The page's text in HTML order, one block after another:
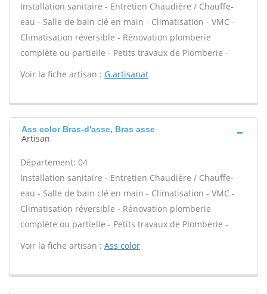
Installation sanitaire - Entretien Chaudière / Chauffe-
eau - Salle de bain clé en main - Climatisation - VMC -
Climatisation réversible - Rénovation plomberie
complète ou partielle - Petits travaux de Plomberie -
Voir la fiche artisan : G.artisanat
Ass color Bras-d'asse, Bras asse
Artisan
Département: 04
Installation sanitaire - Entretien Chaudière / Chauffe-
eau - Salle de bain clé en main - Climatisation - VMC -
Climatisation réversible - Rénovation plomberie
complète ou partielle - Petits travaux de Plomberie -
Voir la fiche artisan : Ass color